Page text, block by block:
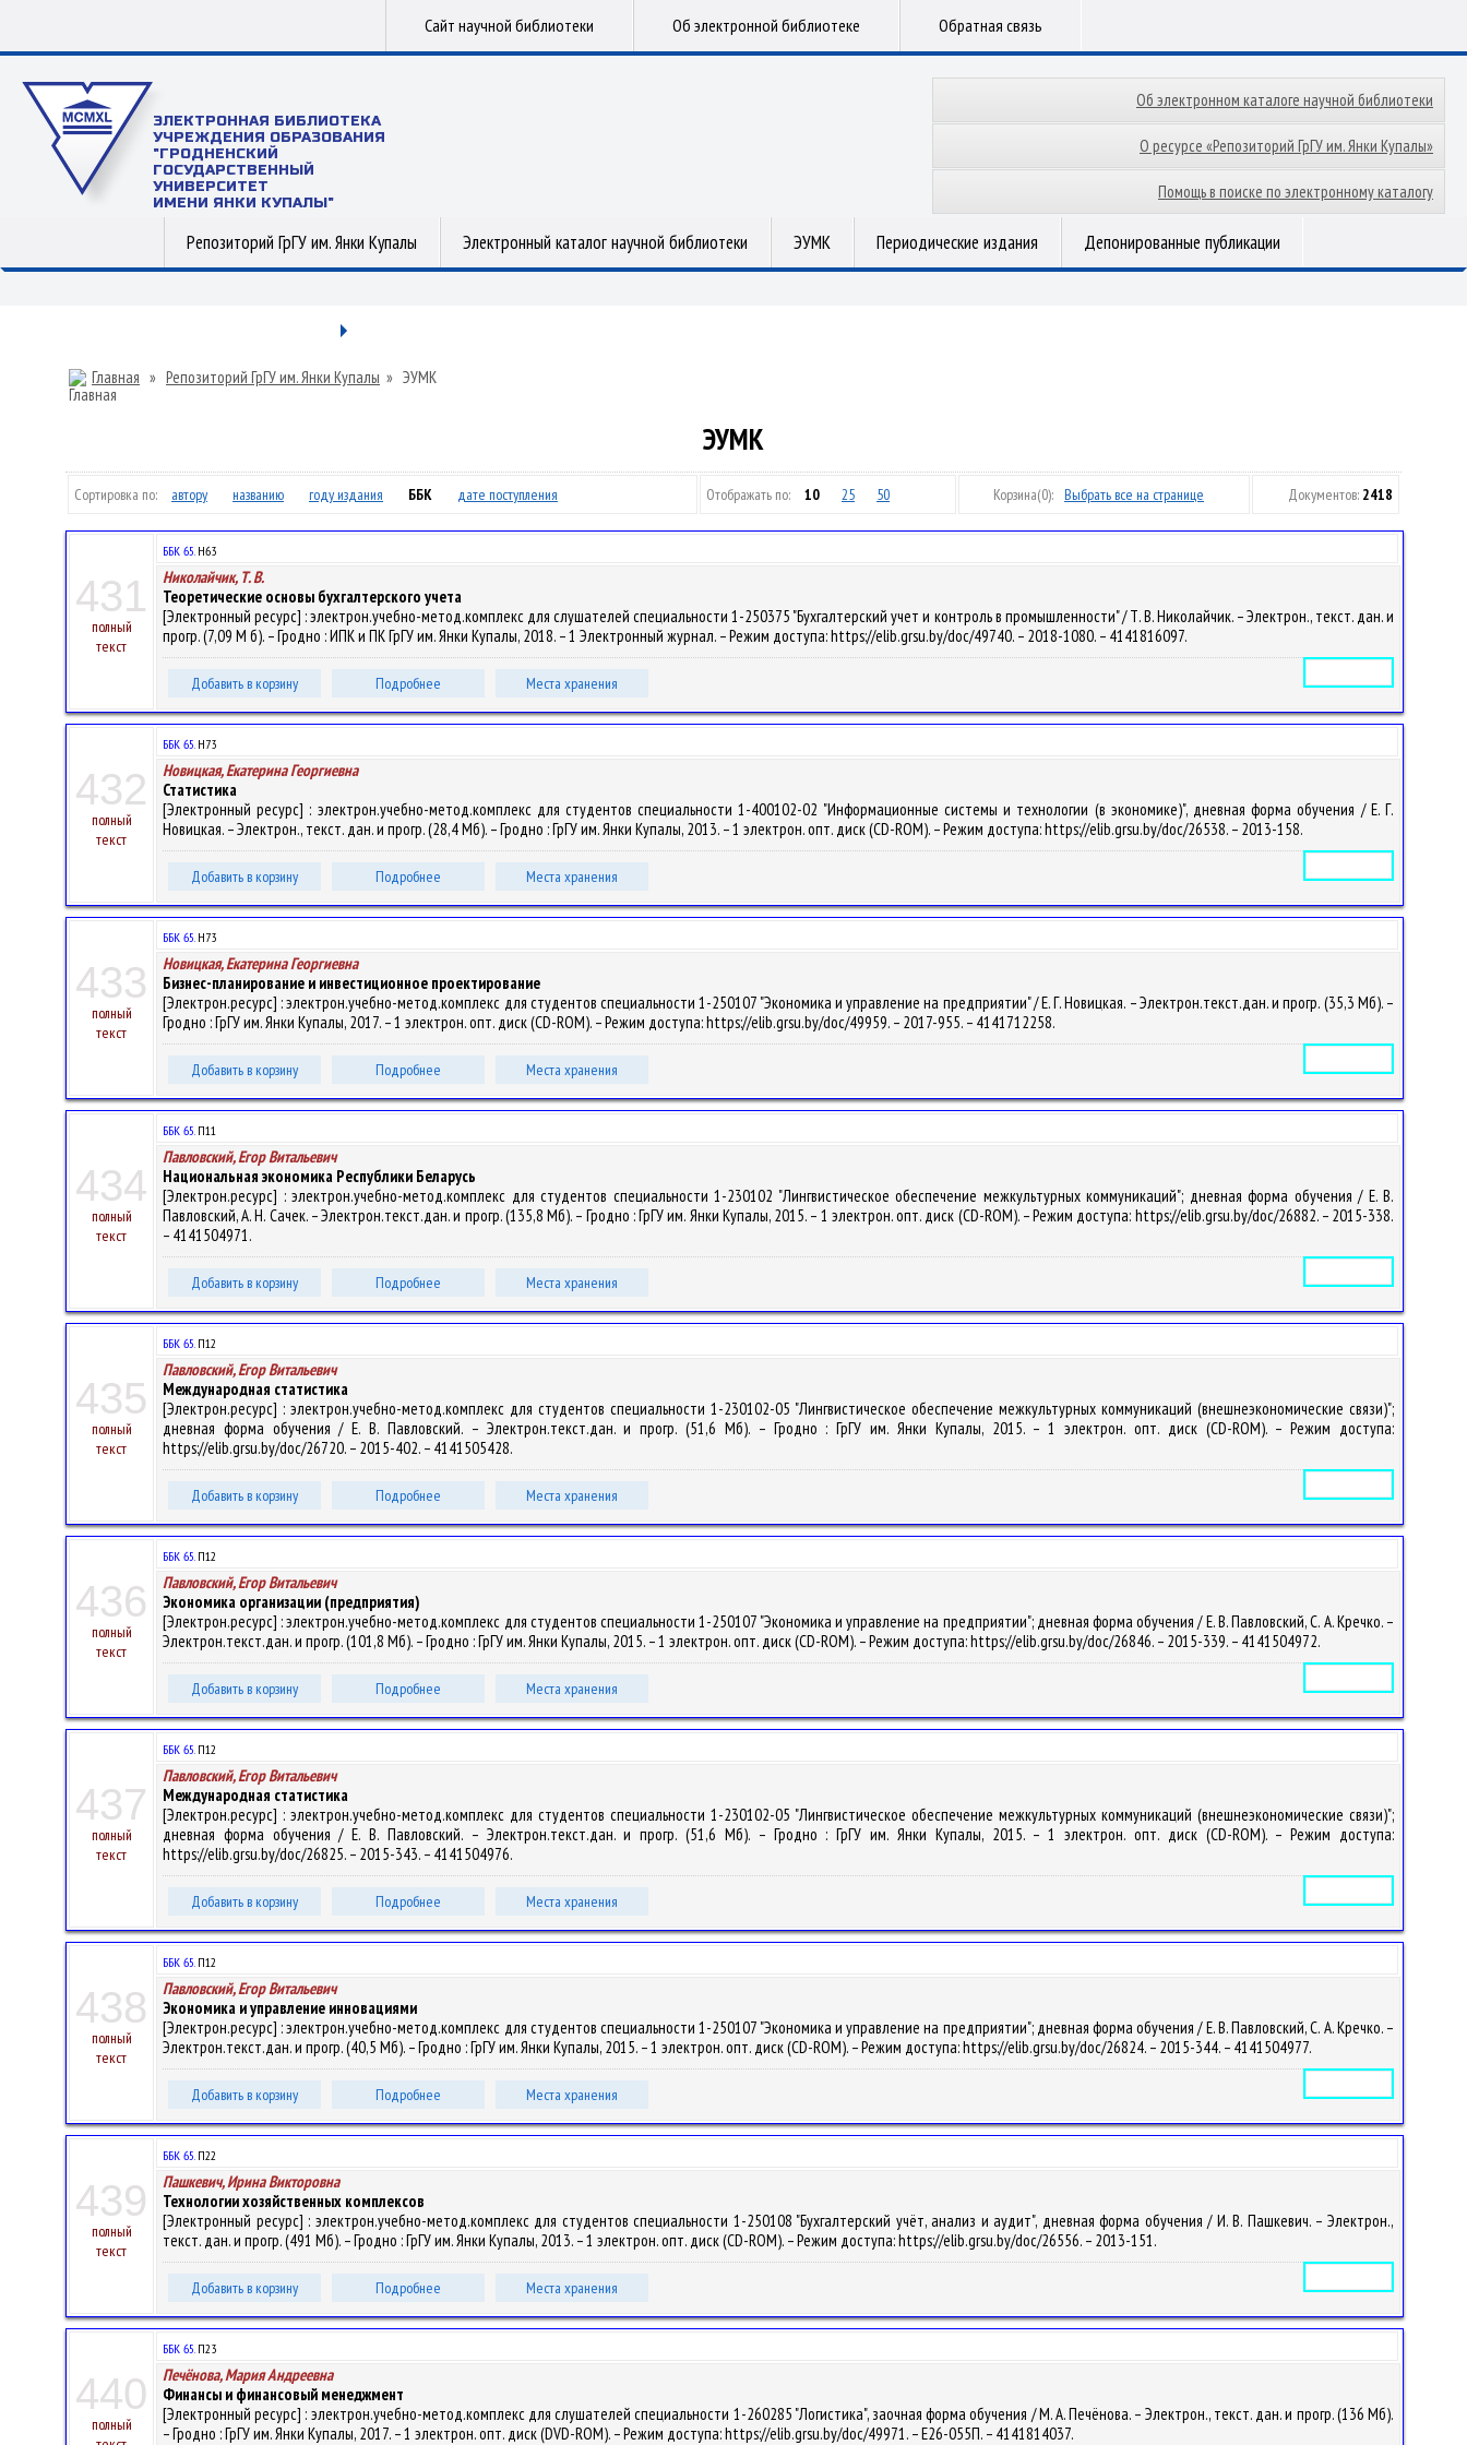
Сайт научной библиотеки Об электронной библиотеке Обратная связь
ЭЛЕКТРОННАЯ БИБЛИОТЕКА
УЧРЕЖДЕНИЯ ОБРАЗОВАНИЯ
"ГРОДНЕНСКИЙ
ГОСУДАРСТВЕННЫЙ
УНИВЕРСИТЕТ
ИМЕНИ ЯНКИ КУПАЛЫ"
Об электронном каталоге научной библиотеки
О ресурсе «Репозиторий ГрГУ им. Янки Купалы»
Помощь в поиске по электронному каталогу
Репозиторий ГрГУ им. Янки Купалы Электронный каталог научной библиотеки ЭУМК Периодические издания Депонированные публикации
Главная » Репозиторий ГрГУ им. Янки Купалы » ЭУМК
ЭУМК
Сортировка по: автору названию году издания ББК дате поступления Отображать по: 10 25 50 Корзина(0): Выбрать все на странице Документов: 2418
431
полный
текст
ББК 65.Н63
Николайчик, Т. В.
Теоретические основы бухгалтерского учета
[Электронный ресурс] : электрон.учебно-метод.комплекс для слушателей специальности 1-250375 "Бухгалтерский учет и контроль в промышленности" / Т. В. Николайчик. – Электрон., текст. дан. и
прогр. (7,09 М б). – Гродно : ИПК и ПК ГрГУ им. Янки Купалы, 2018. – 1 Электронный журнал. – Режим доступа: https://elib.grsu.by/doc/49740. – 2018-1080. – 4141816097.
Добавить в корзину Подробнее Места хранения
432
полный
текст
ББК 65.Н73
Новицкая, Екатерина Георгиевна
Статистика
[Электронный ресурс] : электрон.учебно-метод.комплекс для студентов специальности 1-400102-02 "Информационные системы и технологии (в экономике)", дневная форма обучения / Е. Г.
Новицкая. – Электрон., текст. дан. и прогр. (28,4 Мб). – Гродно : ГрГУ им. Янки Купалы, 2013. – 1 электрон. опт. диск (CD-ROM). – Режим доступа: https://elib.grsu.by/doc/26538. – 2013-158.
Добавить в корзину Подробнее Места хранения
433
полный
текст
ББК 65.Н73
Новицкая, Екатерина Георгиевна
Бизнес-планирование и инвестиционное проектирование
[Электрон.ресурс] : электрон.учебно-метод.комплекс для студентов специальности 1-250107 "Экономика и управление на предприятии" / Е. Г. Новицкая. – Электрон.текст.дан. и прогр. (35,3 Мб). –
Гродно : ГрГУ им. Янки Купалы, 2017. – 1 электрон. опт. диск (CD-ROM). – Режим доступа: https://elib.grsu.by/doc/49959. – 2017-955. – 4141712258.
Добавить в корзину Подробнее Места хранения
434
полный
текст
ББК 65.П11
Павловский, Егор Витальевич
Национальная экономика Республики Беларусь
[Электрон.ресурс] : электрон.учебно-метод.комплекс для студентов специальности 1-230102 "Лингвистическое обеспечение межкультурных коммуникаций"; дневная форма обучения / Е. В.
Павловский, А. Н. Сачек. – Электрон.текст.дан. и прогр. (135,8 Мб). – Гродно : ГрГУ им. Янки Купалы, 2015. – 1 электрон. опт. диск (CD-ROM). – Режим доступа: https://elib.grsu.by/doc/26882. – 2015-338.
– 4141504971.
Добавить в корзину Подробнее Места хранения
435
полный
текст
ББК 65.П12
Павловский, Егор Витальевич
Международная статистика
[Электрон.ресурс] : электрон.учебно-метод.комплекс для студентов специальности 1-230102-05 "Лингвистическое обеспечение межкультурных коммуникаций (внешнеэкономические связи)";
дневная форма обучения / Е. В. Павловский. – Электрон.текст.дан. и прогр. (51,6 Мб). – Гродно : ГрГУ им. Янки Купалы, 2015. – 1 электрон. опт. диск (CD-ROM). – Режим доступа:
https://elib.grsu.by/doc/26720. – 2015-402. – 4141505428.
Добавить в корзину Подробнее Места хранения
436
полный
текст
ББК 65.П12
Павловский, Егор Витальевич
Экономика организации (предприятия)
[Электрон.ресурс] : электрон.учебно-метод.комплекс для студентов специальности 1-250107 "Экономика и управление на предприятии"; дневная форма обучения / Е. В. Павловский, С. А. Кречко. –
Электрон.текст.дан. и прогр. (101,8 Мб). – Гродно : ГрГУ им. Янки Купалы, 2015. – 1 электрон. опт. диск (CD-ROM). – Режим доступа: https://elib.grsu.by/doc/26846. – 2015-339. – 4141504972.
Добавить в корзину Подробнее Места хранения
437
полный
текст
ББК 65.П12
Павловский, Егор Витальевич
Международная статистика
[Электрон.ресурс] : электрон.учебно-метод.комплекс для студентов специальности 1-230102-05 "Лингвистическое обеспечение межкультурных коммуникаций (внешнеэкономические связи)";
дневная форма обучения / Е. В. Павловский. – Электрон.текст.дан. и прогр. (51,6 Мб). – Гродно : ГрГУ им. Янки Купалы, 2015. – 1 электрон. опт. диск (CD-ROM). – Режим доступа:
https://elib.grsu.by/doc/26825. – 2015-343. – 4141504976.
Добавить в корзину Подробнее Места хранения
438
полный
текст
ББК 65.П12
Павловский, Егор Витальевич
Экономика и управление инновациями
[Электрон.ресурс] : электрон.учебно-метод.комплекс для студентов специальности 1-250107 "Экономика и управление на предприятии"; дневная форма обучения / Е. В. Павловский, С. А. Кречко. –
Электрон.текст.дан. и прогр. (40,5 Мб). – Гродно : ГрГУ им. Янки Купалы, 2015. – 1 электрон. опт. диск (CD-ROM). – Режим доступа: https://elib.grsu.by/doc/26824. – 2015-344. – 4141504977.
Добавить в корзину Подробнее Места хранения
439
полный
текст
ББК 65.П22
Пашкевич, Ирина Викторовна
Технологии хозяйственных комплексов
[Электронный ресурс] : электрон.учебно-метод.комплекс для студентов специальности 1-250108 "Бухгалтерский учёт, анализ и аудит", дневная форма обучения / И. В. Пашкевич. – Электрон.,
текст. дан. и прогр. (491 Мб). – Гродно : ГрГУ им. Янки Купалы, 2013. – 1 электрон. опт. диск (CD-ROM). – Режим доступа: https://elib.grsu.by/doc/26556. – 2013-151.
Добавить в корзину Подробнее Места хранения
440
полный
ББК 65.П23
Печёнова, Мария Андреевна
Финансы и финансовый менеджмент
[Электронный ресурс] : электрон.учебно-метод.комплекс для слушателей специальности 1-260285 "Логистика", заочная форма обучения / М. А. Печёнова. – Электрон., текст. дан. и прогр. (136 Мб).
– Гродно : ГрГУ им. Янки Купалы, 2017. – 1 электрон. опт. диск (DVD-ROM). – Режим доступа: https://elib.grsu.by/doc/49971. – Е26-055П. – 4141814037.